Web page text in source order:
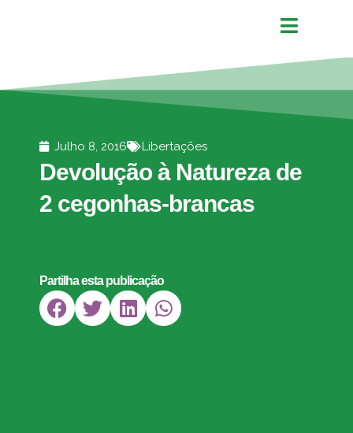
Julho 8, 2016 Libertações
Devolução à Natureza de
2 cegonhas-brancas
Partilha esta publicação